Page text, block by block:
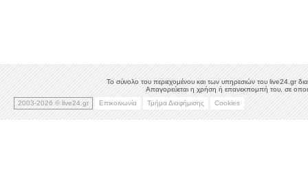
Το σύνολο του περιεχομένου και των υπηρεσιών του live24.gr
Απαγορεύεται η χρήση ή επανεκπομπή του, σε
2003-2026 © live24.gr
Επικοινωνία Τμήμα Διαφήμισης Cookies